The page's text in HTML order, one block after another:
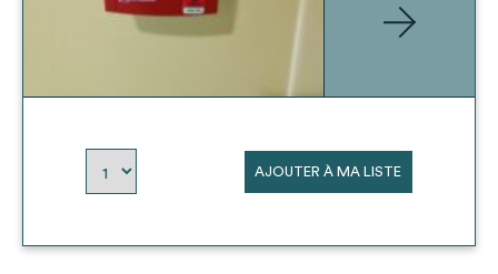
AJOUTER À MA LISTE